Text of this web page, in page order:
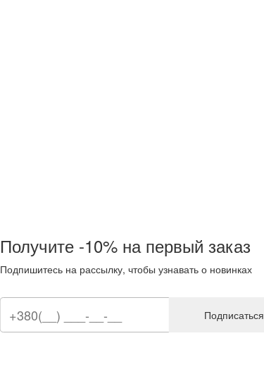
Получите -10% на первый заказ
Подпишитесь на рассылку, чтобы узнавать о новинках
Подписаться